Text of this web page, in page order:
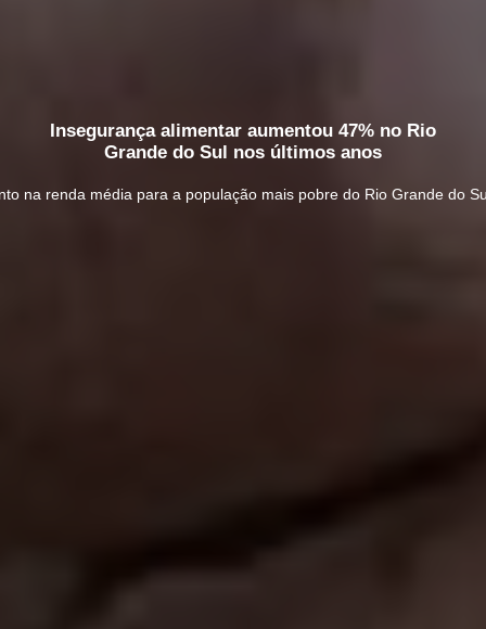
Insegurança alimentar aumentou 47% no Rio
Grande do Sul nos últimos anos
na renda média para a população mais pobre do Rio Grande do